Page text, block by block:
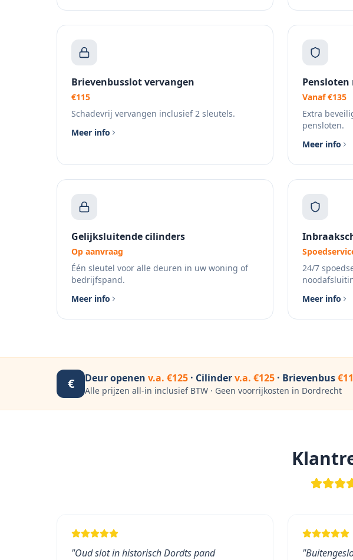
Brievenbusslot vervangen
€115
Schadevrij vervangen inclusief 2 sleutels.
Meer info
Vanaf €135
Extra
pensloten.
Meer info
Gelijksluitende cilinders
Op aanvraag
Één sleutel voor alle deuren in uw woning of
bedrijfspand.
Meer info
24/7
Meer info
€ Deur openen v.a. €125 · Cilinderv.a. €125 · Brievenbus
Alle prijzen all-in inclusief BTW · Geen voorrijkosten in Dordrecht
"Oud slot in historisch Dordts pand
"